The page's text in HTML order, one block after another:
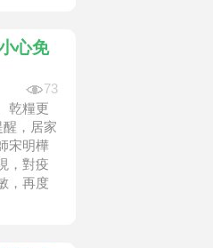
心免
73
乾糧更
，居家
宋明樺
，對疫
，再度